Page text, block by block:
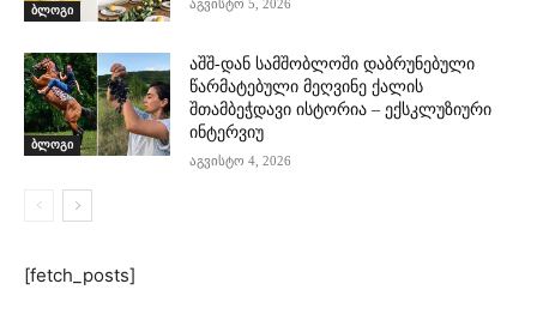
ბლოგი აგვისტო 5, 2026
ბლოგი
აშშ-დან სამშობლოში დაბრუნებული
წარმატებული მეღვინე ქალის
შთამბეჭდავი ისტორია – ექსკლუზიური
ინტერვიუ
აგვისტო 4, 2026
[fetch_posts]